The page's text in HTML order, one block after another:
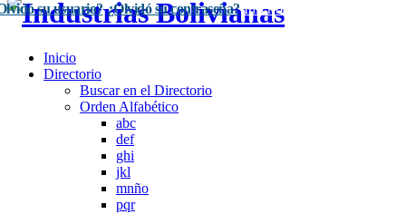
su usuario? ¿Olvidó su contraseña? Inscríbase Aquí
Inicio
Directorio
Buscar en el Directorio
Orden Alfabético
abc
def
ghi
jkl
mnño
pqr